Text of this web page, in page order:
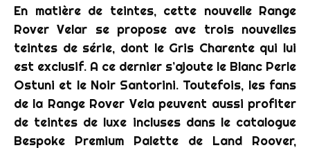
En matière de teintes, cette nouvelle Range
Rover Velar se propose ave trois nouvelles
teintes de série, dont le Gris Charente qui lui
est exclusif. A ce dernier s’ajoute le Blanc Perle
Ostuni et le Noir Santorini. Toutefois, les fans
de la Range Rover Vela peuvent aussi profiter
de teintes de luxe incluses dans le catalogue
Bespoke Premium Palette de Land Roover,